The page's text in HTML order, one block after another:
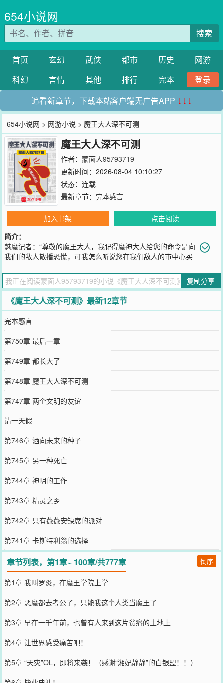
654小说网
搜索
首页 玄幻 武侠 都市 历史
网游
科幻
言情 其他 排行 完本
登录
追看新章节，下载本站客户端无广告APP ↓↓↓
654小说网 > 网游小说 > 魔王大人深不可测
魔王大人深不可测
作者： 蒙面人95793719
更新时间：2026-08-04 10:10:27
状态：连载
最新章节： 完本感言
加入书架
点击阅读
简介：
魅魔记者：“尊敬的魔王大人，我记得魔神大人给您的命令是向
我们的敌人散播恐慌，可我怎么听说您在我们敌人的市中心买
下来，人类不就只能搬到我的地下城去住了？”魅魔记者：“可，可我
听说，那些人类听说连魔王大人都去圣城买房，结果非但没有引起恐
慌，反而让圣城的房价翻了一番。”罗炎沾沾自喜说道。“这恰恰说明
我的计划是正确的！”与此同时地下城，挖矿的骷髅（玩家）们正在嚷
嚷。“狗策划滚出来！”“说好的神宠、神装、养成、成就、商城、师
妹、师姐……系统呢？”“这游戏真就只能挖矿啊？！”
您要是觉得《
魔王大人深不可测
微博微信里的朋友推荐哦！
复制分享
《魔王大人深不可测》最新12章节
完本感言
第750章 最后一章
第749章 都长大了
第748章 魔王大人深不可测
第747章 两个文明的友谊
请一天假
第746章 洒向未来的种子
第745章 另一种死亡
第744章 神明的工作
第743章 精灵之乡
第742章 只有薇薇安缺席的派对
第741章 卡斯特利翁的选择
章节列表，第1章~ 100章/共777章 倒序
第1章 我叫罗炎，在魔王学院上学
第2章 恶魔都去考公了，只能我这个人类当魔王了
第3章 早在一千年前，也曾有人来到这片贫瘠的土地上
第4章 让世界感受痛苦吧！
第5章 “天灾”OL，即将来袭！（感谢“湘妃静静”的白银盟！！）